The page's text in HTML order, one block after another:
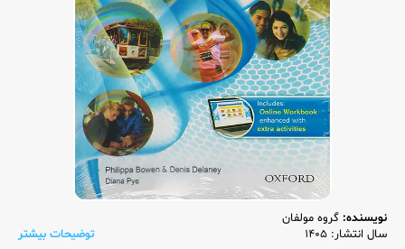
نویسنده: گروه مولفان
سال انتشار: 1405
توضیحات بیشتر